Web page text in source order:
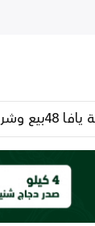
48 بيع